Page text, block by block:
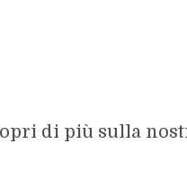
di più sulla